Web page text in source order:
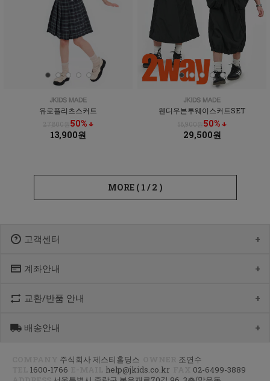
유로플리츠스커트
27,800원50% ↓
13,900원
웬디우븐투웨이스커트SET
58,900원50% ↓
29,500원
MORE ( 1 /2 )
고객센터
1600-1766
[점심] 12:00 ~ 13:00
[금] 08:30 ~ 12:30
계좌안내
우리 1005-302-047686
예금주 : 제스티홀딩스
교환/반품 안내
제품수령 후 반품을 하시려면 수령 후 7일 이내에 마이페이지내에서
CJ대한통운(1588-1255)으로 반품접수 또는 인터넷사이트에서 온라인
접수 후 픽업요청해주세요.
배송안내
평균 상품 준비기간은 주말제외 2~4일까지 소요될수 있습니다.
(주말 및 공휴일 제외, 제주 도서 산간 지역은 추가로 1~2일이 더
주식회사 제스티홀딩스
조연수
1600-1766 help@jkids.co.kr
02-6499-3889